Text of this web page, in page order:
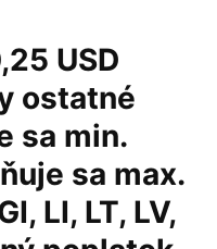
USD
ostatné
sa min.
sa max.
LI, LT, LV,